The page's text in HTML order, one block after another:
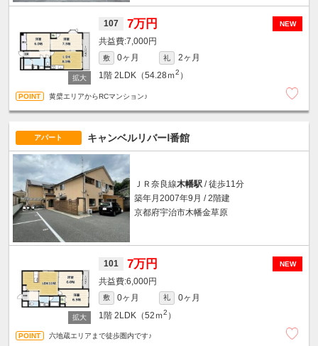
NEW
107 7万円
7,000円
敷 0ヶ月 礼
2ヶ月
1階 2LDK（54.28ｍ2 ）
黄檗エリアからRCマンション♪
アパート キャンベルリバーⅠ番館
ＪＲ奈良線木幡駅/ 徒歩11分
築年月2007年9月 / 2階建
京都府宇治市木幡金草原
NEW
101 7万円
6,000円
敷 0ヶ月 礼
0ヶ月
1階 2LDK（52ｍ2 ）
六地蔵エリアまで徒歩圏内です♪